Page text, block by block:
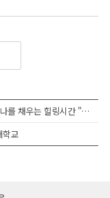
힐링시간 "다채로운 꽃 이야기"
학교